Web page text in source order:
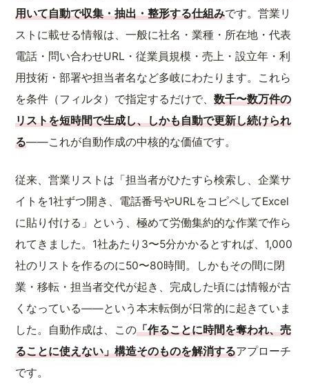
用いて自動で収集・抽出・整形する仕組みです。営業リ
ストに載せる情報は、一般に社名・業種・所在地・代表
電話・問い合わせURL・従業員規模・売上・設立年・利
用技術・部署や担当者名など多岐にわたります。これら
を条件（フィルタ）で指定するだけで、数千〜数万件の
リストを短時間で生成し、しかも自動で更新し続けられ
る——これが自動作成の中核的な価値です。
従来、営業リストは「担当者がひたすら検索し、企業サ
イトを1社ずつ開き、電話番号やURLをコピペしてExcel
に貼り付ける」という、極めて労働集約的な作業で作ら
れてきました。1社あたり3〜5分かかるとすれば、1,000
社のリストを作るのに50〜80時間。しかもその間に閉
業・移転・担当者交代が起き、完成した頃には情報が古
くなっている——という本末転倒が日常的に起きていま
した。自動作成は、この「作ることに時間を奪われ、売
ることに使えない」構造そのものを解消するアプローチ
です。